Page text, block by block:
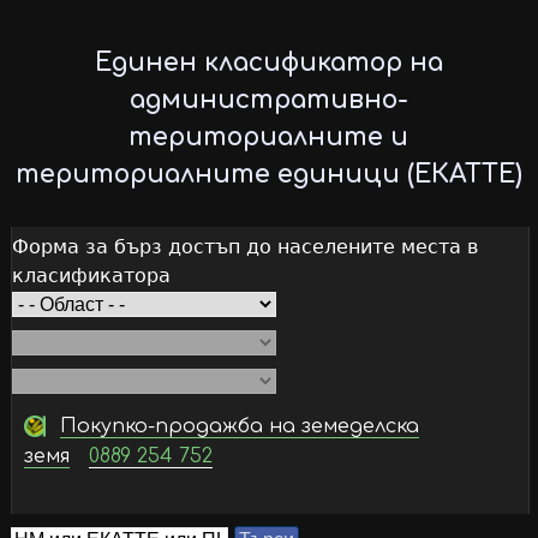
to
main
content
Единен класификатор на
административно-
териториалните и
териториалните единици (ЕКАТТЕ)
Форма за бърз достъп до населените места в
класификатора
Покупко-продажба на земеделска
земя
0889 254 752